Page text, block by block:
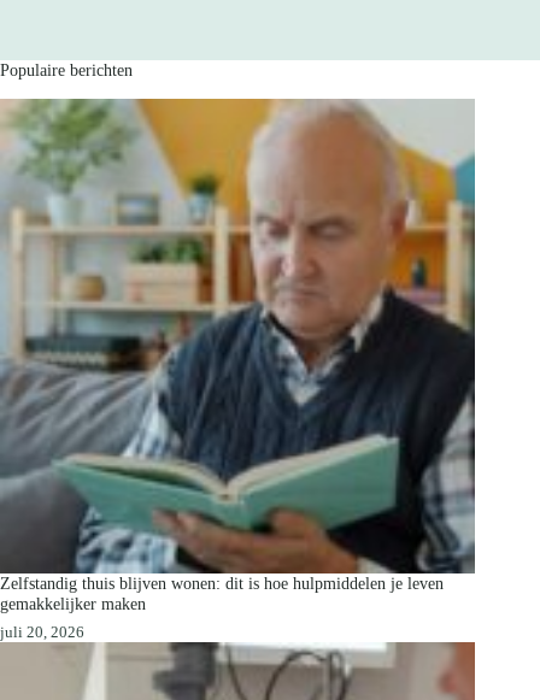
Populaire berichten
Zelfstandig thuis blijven wonen: dit is hoe hulpmiddelen je leven
gemakkelijker maken
juli 20, 2026